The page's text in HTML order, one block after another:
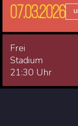
07.03.2026
Frei
Stadium
21:30 Uhr